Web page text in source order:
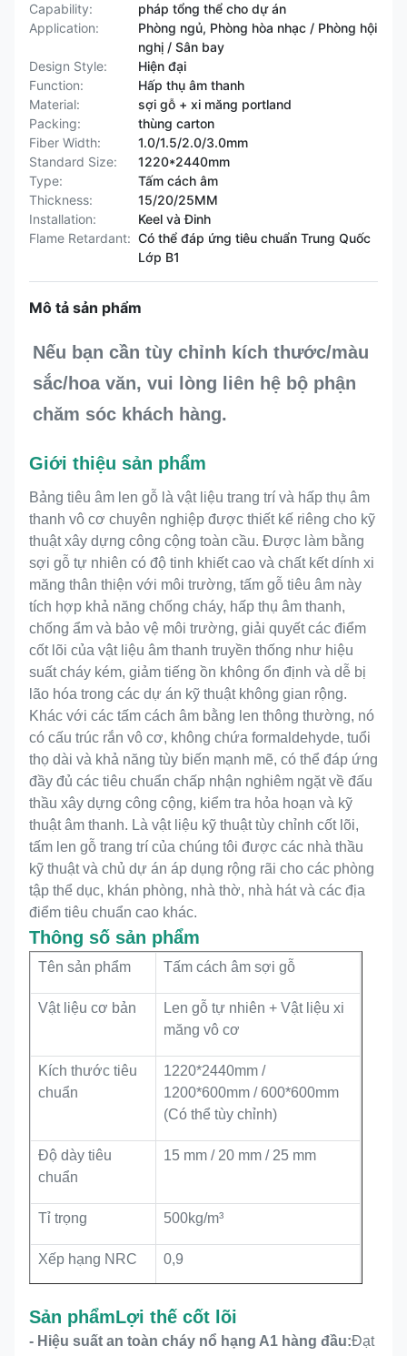
Capability:
pháp tổng thể cho dự án
Application:
Phòng ngủ, Phòng hòa nhạc / Phòng hội
nghị / Sân bay
Design Style:
Hiện đại
Function:
Hấp thụ âm thanh
Material:
sợi gỗ + xi măng portland
Packing:
thùng carton
Fiber Width:
1.0/1.5/2.0/3.0mm
Standard Size:
1220*2440mm
Type:
Tấm cách âm
Thickness:
15/20/25MM
Installation:
Keel và Đinh
Flame Retardant: Có thể đáp ứng tiêu chuẩn Trung Quốc
Lớp B1
Mô tả sản phẩm
Nếu bạn cần tùy chỉnh kích thước/màu
sắc/hoa văn, vui lòng liên hệ bộ phận
chăm sóc khách hàng.
Giới thiệu sản phẩm
Bảng tiêu âm len gỗ là vật liệu trang trí và hấp thụ âm
thanh vô cơ chuyên nghiệp được thiết kế riêng cho kỹ
thuật xây dựng công cộng toàn cầu. Được làm bằng
sợi gỗ tự nhiên có độ tinh khiết cao và chất kết dính xi
măng thân thiện với môi trường, tấm gỗ tiêu âm này
tích hợp khả năng chống cháy, hấp thụ âm thanh,
chống ẩm và bảo vệ môi trường, giải quyết các điểm
cốt lõi của vật liệu âm thanh truyền thống như hiệu
suất cháy kém, giảm tiếng ồn không ổn định và dễ bị
lão hóa trong các dự án kỹ thuật không gian rộng.
Khác với các tấm cách âm bằng len thông thường, nó
có cấu trúc rắn vô cơ, không chứa formaldehyde, tuổi
thọ dài và khả năng tùy biến mạnh mẽ, có thể đáp ứng
đầy đủ các tiêu chuẩn chấp nhận nghiêm ngặt về đấu
thầu xây dựng công cộng, kiểm tra hỏa hoạn và kỹ
thuật âm thanh. Là vật liệu kỹ thuật tùy chỉnh cốt lõi,
tấm len gỗ trang trí của chúng tôi được các nhà thầu
kỹ thuật và chủ dự án áp dụng rộng rãi cho các phòng
tập thể dục, khán phòng, nhà thờ, nhà hát và các địa
điểm tiêu chuẩn cao khác.
Thông số sản phẩm
Tên sản phẩm Tấm cách âm sợi gỗ
Vật liệu cơ bản
Len gỗ tự nhiên + Vật liệu xi
măng vô cơ
Kích thước tiêu
chuẩn
1220*2440mm /
1200*600mm / 600*600mm
(Có thể tùy chỉnh)
Độ dày tiêu
chuẩn
15 mm / 20 mm / 25 mm
Tỉ trọng 500kg/m³
Xếp hạng NRC 0,9
Cấp độ môi
Lớp E1, không chứa
Sản phẩmLợi thế cốt lõi
- Hiệu suất an toàn cháy nổ hạng A1 hàng đầu:Đạt